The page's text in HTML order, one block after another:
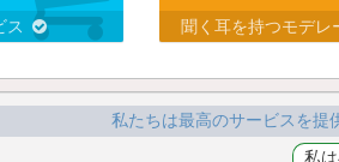
ス 聞く耳を持つモデレ
私たちは最高のサービスを提